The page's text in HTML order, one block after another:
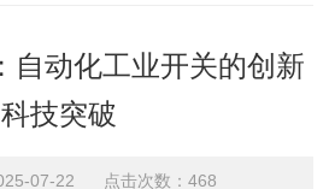
自动化工业开关的创新
科技突破
07-22 点击次数：468